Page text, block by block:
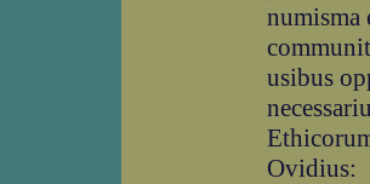
numisma
usibus
Ovidius: